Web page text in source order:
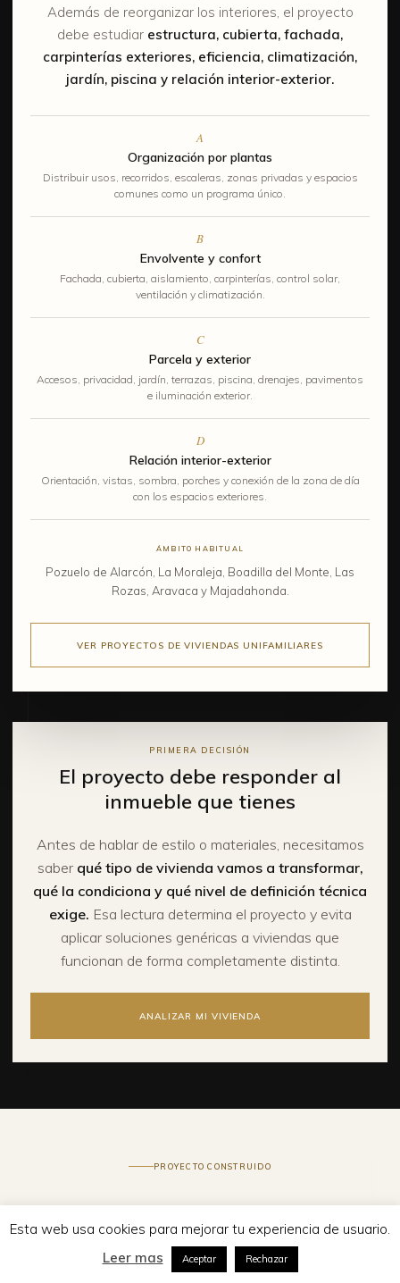
Además de reorganizar los interiores, el proyecto
debe estudiar estructura, cubierta, fachada,
carpinterías exteriores, eficiencia, climatización,
jardín, piscina y relación interior-exterior.
A
Organización por plantas
Distribuir usos, recorridos, escaleras, zonas privadas y espacios
comunes como un programa único.
B
Envolvente y confort
Fachada, cubierta, aislamiento, carpinterías, control solar,
ventilación y climatización.
C
Parcela y exterior
Accesos, privacidad, jardín, terrazas, piscina, drenajes, pavimentos
e iluminación exterior.
D
Relación interior-exterior
Orientación, vistas, sombra, porches y conexión de la zona de día
con los espacios exteriores.
ÁMBITO HABITUAL
Pozuelo de Alarcón, La Moraleja, Boadilla del Monte, Las
Rozas, Aravaca y Majadahonda.
VER PROYECTOS DE VIVIENDAS UNIFAMILIARES
PRIMERA DECISIÓN
El proyecto debe responder al
inmueble que tienes
Antes de hablar de estilo o materiales, necesitamos
saber qué tipo de vivienda vamos a transformar,
qué la condiciona y qué nivel de definición técnica
exige. Esa lectura determina el proyecto y evita
aplicar soluciones genéricas a viviendas que
funcionan de forma completamente distinta.
ANALIZAR MI VIVIENDA
PROYECTO CONSTRUIDO
Del estado inicial y
SOLICITAR CONSULTA PARA MI PROYECTO
Esta web usa cookies para mejorar tu experiencia de usuario.
Leer mas
Aceptar Rechazar